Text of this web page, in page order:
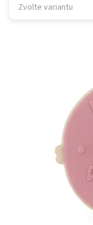
Zvolte variantu